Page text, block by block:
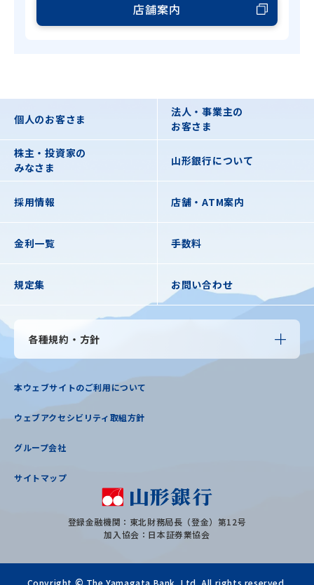
店舗案内
個人のお客さま
法人・事業主の
お客さま
株主・投資家の
みなさま
山形銀行について
採用情報 店舗・ATM案内
金利一覧 手数料
規定集 お問い合わせ
各種規約・方針
登録金融機関：東北財務局長（登金）第12号
加入協会：日本証券業協会
本ウェブサイトのご利用について
ウェブアクセシビリティ取組方針
グループ会社
サイトマップ
Copyright © The Yamagata Bank, Ltd. All rights reserved.